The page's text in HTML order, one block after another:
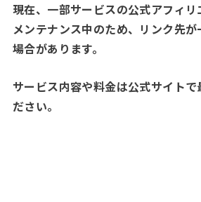
現在、一部サービスの公式アフィ
メンテナンス中のため、リンク先
場合があります。
サービス内容や料金は公式サイトで
ださい。